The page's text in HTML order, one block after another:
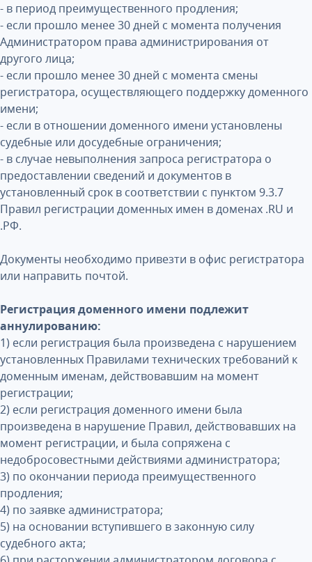
- в период преимущественного продления;
- если прошло менее 30 дней с момента получения
Администратором права администрирования от
другого лица;
- если прошло менее 30 дней с момента смены
регистратора, осуществляющего поддержку доменного
имени;
- если в отношении доменного имени установлены
судебные или досудебные ограничения;
- в случае невыполнения запроса регистратора о
предоставлении сведений и документов в
установленный срок в соответствии с пунктом 9.3.7
Правил регистрации доменных имен в доменах .RU и
.РФ.
Документы необходимо привезти в офис регистратора
или направить почтой.
Регистрация доменного имени подлежит
аннулированию:
1) если регистрация была произведена с нарушением
установленных Правилами технических требований к
доменным именам, действовавшим на момент
регистрации;
2) если регистрация доменного имени была
произведена в нарушение Правил, действовавших на
момент регистрации, и была сопряжена с
недобросовестными действиями администратора;
3) по окончании периода преимущественного
продления;
4) по заявке администратора;
5) на основании вступившего в законную силу
судебного акта;